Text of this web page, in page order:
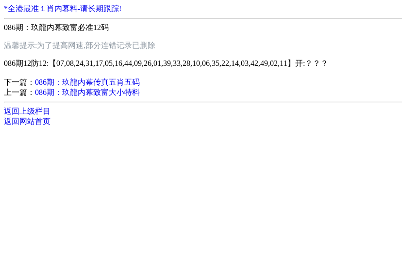
*全港最准１肖内幕料-请长期跟踪!
086期：玖龍内幕致富必准12码
温馨提示:为了提高网速,部分连错记录已删除
086期12防12:【07,08,24,31,17,05,16,44,09,26,01,39,33,28,10,06,35,22,14,03,42,49,02,11】开:？？？
下一篇： 086期：玖龍内幕传真五肖五码
上一篇： 086期：玖龍内幕致富大小特料
返回上级栏目
返回网站首页